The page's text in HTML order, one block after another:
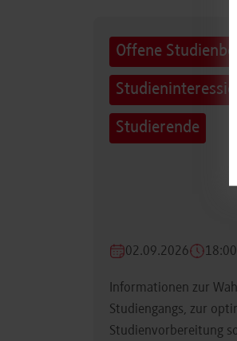
Offene
Studierende
02.09.2026
Informationen zur
Studiengangs, zur
Studienvorbereitung